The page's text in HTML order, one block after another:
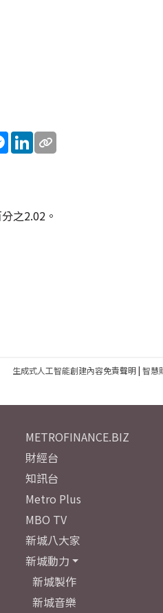
Messenger
LinkedIn
之2.02。
生成式人工智能創建內容免責聲明| 智慧
METROFINANCE.BIZ
財經台
知訊台
Metro Plus
MBO TV
新城八大家
新城動力
新城製作
新城音樂